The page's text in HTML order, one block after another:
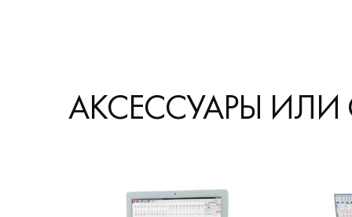
АКСЕССУАРЫ